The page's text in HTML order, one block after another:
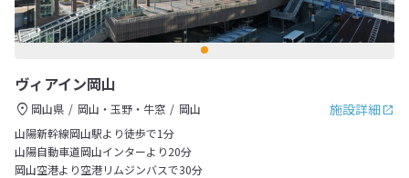
ヴィアイン岡山
施設詳細
岡山県 岡山・玉野・牛窓
岡山
山陽新幹線岡山駅より徒歩で1分
山陽自動車道岡山インターより20分
岡山空港より空港リムジンバスで30分